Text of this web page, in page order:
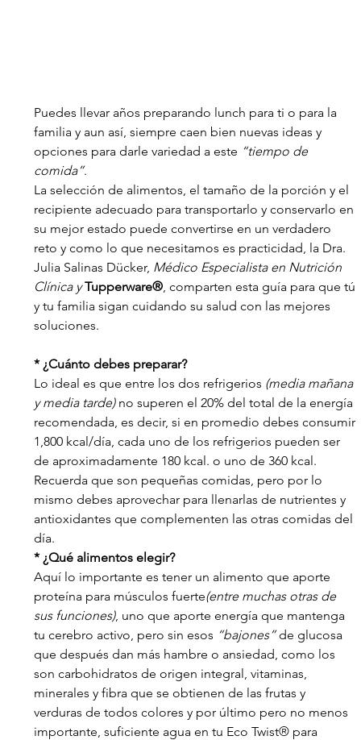
Puedes llevar años preparando lunch para ti o para la
familia y aun así, siempre caen bien nuevas ideas y
opciones para darle variedad a este “tiempo de
comida”.
La selección de alimentos, el tamaño de la porción y el
recipiente adecuado para transportarlo y conservarlo en
su mejor estado puede convertirse en un verdadero
reto y como lo que necesitamos es practicidad, la Dra.
Julia Salinas Dücker, Médico Especialista en Nutrición
Clínica y Tupperware® , comparten esta guía para que tú
y tu familia sigan cuidando su salud con las mejores
soluciones.
* ¿Cuánto debes preparar?
Lo ideal es que entre los dos refrigerios (media mañana
y media tarde) no superen el 20% del total de la energía
recomendada, es decir, si en promedio debes consumir
1,800 kcal/día, cada uno de los refrigerios pueden ser
de aproximadamente 180 kcal. o uno de 360 kcal.
Recuerda que son pequeñas comidas, pero por lo
mismo debes aprovechar para llenarlas de nutrientes y
antioxidantes que complementen las otras comidas del
día.
* ¿Qué alimentos elegir?
Aquí lo importante es tener un alimento que aporte
proteína para músculos fuerte(entre muchas otras de
sus funciones), uno que aporte energía que mantenga
tu cerebro activo, pero sin esos “bajones” de glucosa
que después dan más hambre o ansiedad, como los
son carbohidratos de origen integral, vitaminas,
minerales y fibra que se obtienen de las frutas y
verduras de todos colores y por último pero no menos
importante, suficiente agua en tu Eco Twist® para